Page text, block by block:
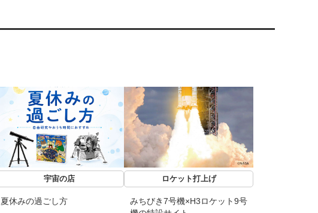
宇宙の店
夏休みの過ごし方
ロケット打上げ
みちびき7号機×H3ロケット9号